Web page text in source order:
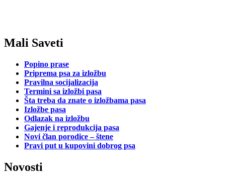
Mali Saveti
Popino prase
Priprema psa za izložbu
Pravilna socijalizacija
Termini sa izložbi pasa
Šta treba da znate o izložbama pasa
Izložbe pasa
Odlazak na izložbu
Gajenje i reprodukcija pasa
Novi član porodice – štene
Pravi put u kupovini dobrog psa
Novosti